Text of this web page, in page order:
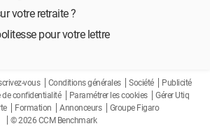
votre retraite ?
pour votre lettre
vous Conditions générales Société
Publicité
de confidentialité Paramétrer les cookies
Gérer Utiq
Formation Annonceurs
Groupe Figaro
© 2026 CCM Benchmark